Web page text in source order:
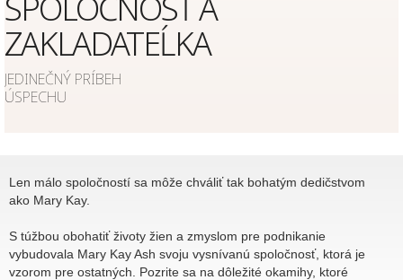
ZAKLADATEĹKA
JEDINEČNÝ PRÍBEH
ÚSPECHU
Len málo spoločností sa môže chváliť tak bohatým dedičstvom
ako Mary Kay.
S túžbou obohatiť životy žien a zmyslom pre podnikanie
vybudovala Mary Kay Ash svoju vysnívanú spoločnosť, ktorá je
vzorom pre ostatných. Pozrite sa na dôležité okamihy, ktoré